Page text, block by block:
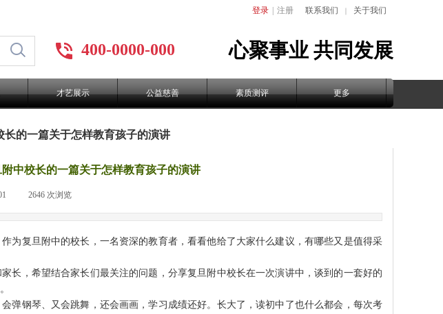
登录 注册 联系我们 关于我们
400-0000-000 心聚事业 共同发展
才艺展示 公益慈善 素质测评 更多
长的一篇关于怎样教育孩子的演讲
中校长的一篇关于怎样教育孩子的演讲
2646 次浏览
复旦附中的校长，一名资深的教育者，看看他给了大家什么建议，有哪些又是值得采
，希望结合家长们最关注的问题，分享复旦附中校长在一次演讲中，谈到的一套好的
钢琴、又会跳舞，还会画画，学习成绩还好。长大了，读初中了也什么都会，每次考